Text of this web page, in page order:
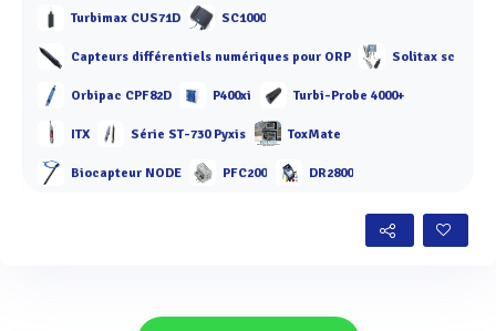
Turbimax CUS71D SC1000
Capteurs différentiels numériques pour ORP Solitax sc
Orbipac CPF82D P400xi Turbi-Probe 4000+
ITX Série ST-730 Pyxis ToxMate
Biocapteur NODE PFC200 DR2800